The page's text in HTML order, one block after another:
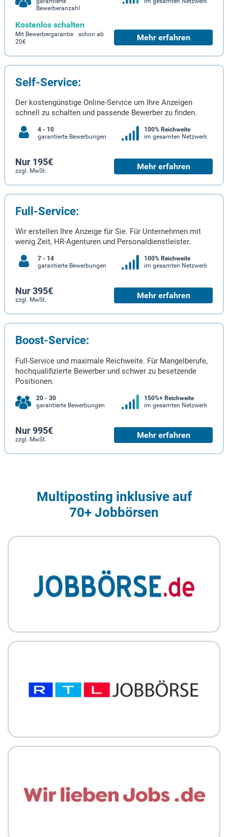
Bewerberanzahl
Kostenlos schalten
Mit Bewerbergarantie schon ab
20€
Mehr erfahren
Self-Service:
Der kostengünstige Online-Service um Ihre Anzeigen
schnell zu schalten und passende Bewerber zu finden.
4 - 10
garantierte Bewerbungen
100% Reichweite
im gesamten Netzwerk
Nur 195€
zzgl. MwSt. Mehr erfahren
Full-Service:
Wir erstellen Ihre Anzeige für Sie. Für Unternehmen mit
wenig Zeit, HR-Agenturen und Personaldienstleister.
7 - 14
garantierte Bewerbungen
100% Reichweite
im gesamten Netzwerk
Nur 395€
zzgl. MwSt. Mehr erfahren
Boost-Service:
Full-Service und maximale Reichweite. Für Mangelberufe,
hochqualifizierte Bewerber und schwer zu besetzende
Positionen.
20 - 30
garantierte Bewerbungen
150%+ Reichweite
im gesamten Netzwerk
Nur 995€
zzgl. MwSt. Mehr erfahren
Multiposting inklusive auf
70+ Jobbörsen